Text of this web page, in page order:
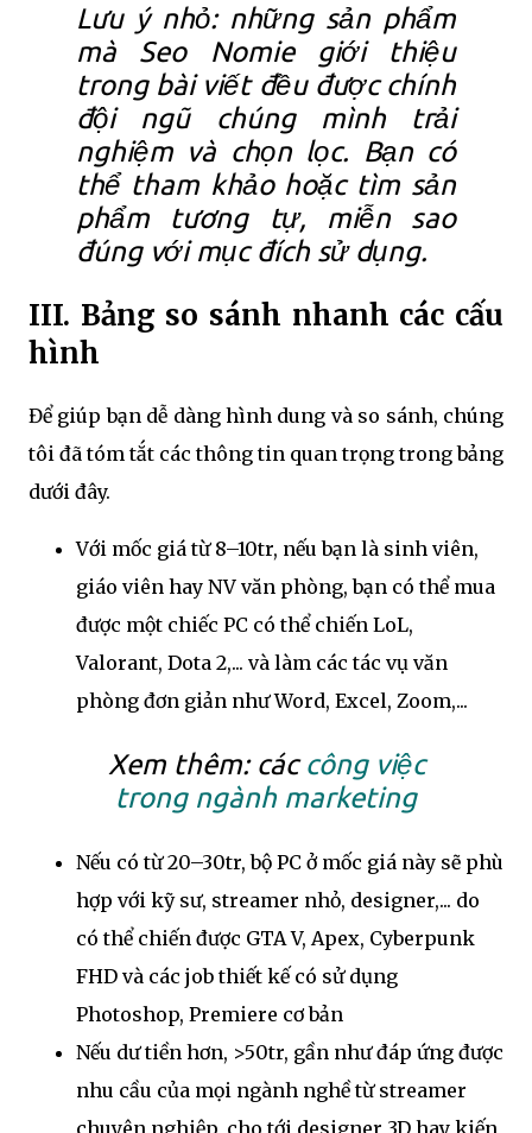
Lưu ý nhỏ: những sản phẩm
mà Seo Nomie giới thiệu
trong bài viết đều được chính
đội ngũ chúng mình trải
nghiệm và chọn lọc. Bạn có
thể tham khảo hoặc tìm sản
phẩm tương tự, miễn sao
đúng với mục đích sử dụng.
III. Bảng so sánh nhanh các cấu
hình
Để giúp bạn dễ dàng hình dung và so sánh, chúng
tôi đã tóm tắt các thông tin quan trọng trong bảng
dưới đây.
Với mốc giá từ 8–10tr, nếu bạn là sinh viên,
giáo viên hay NV văn phòng, bạn có thể mua
được một chiếc PC có thể chiến LoL,
Valorant, Dota 2,... và làm các tác vụ văn
phòng đơn giản như Word, Excel, Zoom,...
Xem thêm: cáccông việc
trong ngành marketing
Nếu có từ 20–30tr, bộ PC ở mốc giá này sẽ phù
hợp với kỹ sư, streamer nhỏ, designer,... do
có thể chiến được GTA V, Apex, Cyberpunk
FHD và các job thiết kế có sử dụng
Photoshop, Premiere cơ bản
Nếu dư tiền hơn, >50tr, gần như đáp ứng được
nhu cầu của mọi ngành nghề từ streamer
chuyên nghiệp, cho tới designer 3D hay kiến